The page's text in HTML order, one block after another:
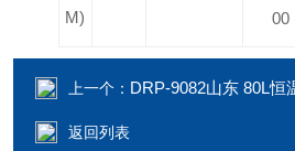
M)
00
上一个： DRP-9082山东 80L恒温芭
返回列表